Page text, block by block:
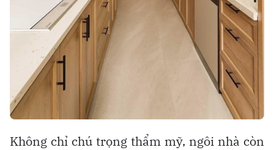
Không chỉ chú trọng thẩm mỹ, ngôi nhà còn